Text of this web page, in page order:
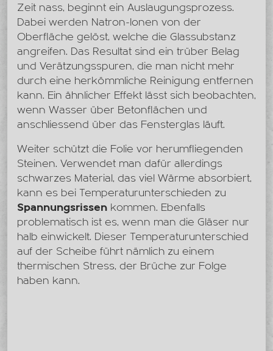
Zeit nass, beginnt ein Auslaugungsprozess.
Dabei werden Natron-Ionen von der
Oberfläche gelöst, welche die Glassubstanz
angreifen. Das Resultat sind ein trüber Belag
und Verätzungsspuren, die man nicht mehr
durch eine herkömmliche Reinigung entfernen
kann. Ein ähnlicher Effekt lässt sich beobachten,
wenn Wasser über Betonflächen und
anschliessend über das Fensterglas läuft.
Weiter schützt die Folie vor herumfliegenden
Steinen. Verwendet man dafür allerdings
schwarzes Material, das viel Wärme absorbiert,
kann es bei Temperaturunterschieden zu
Spannungsrissen kommen. Ebenfalls
problematisch ist es, wenn man die Gläser nur
halb einwickelt. Dieser Temperaturunterschied
auf der Scheibe führt nämlich zu einem
thermischen Stress, der Brüche zur Folge
haben kann.